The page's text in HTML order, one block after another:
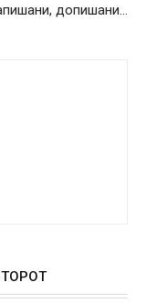
допишани…